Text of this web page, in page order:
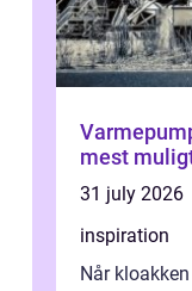
Varmepumper
mest
31 july 2026
inspiration
Når